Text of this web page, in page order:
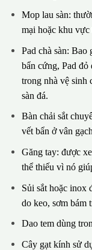
Mop lau sàn:
mại hoặc khu vực
Pad chà sàn: Bao
bẩn cứng, Pad đỏ
trong nhà vệ sinh
sàn đá.
Bàn chải sắt
vết bẩn ở vân
Găng tay: được
thể thiếu vì nó
Sủi sắt hoặc inox
do keo, sơm bám
Dao tem dùng
Cây gạt kính sử